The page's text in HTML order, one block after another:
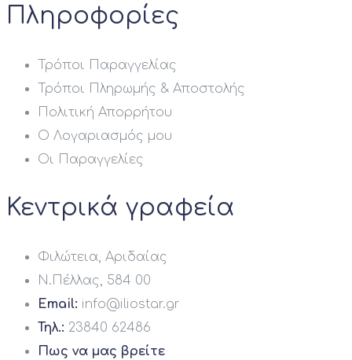
Πληροφορίες
Τρόποι Παραγγελίας
Τρόποι Πληρωμής & Αποστολής
Πολιτική Απορρήτου
Ο Λογαριασμός μου
Οι Παραγγελίες
Κεντρικά γραφεία
Φιλώτεια, Αριδαίας
Ν.Πέλλας, 584 00
Email: info@iliostar.gr
Τηλ.: 23840 62486
Πως να μας βρείτε